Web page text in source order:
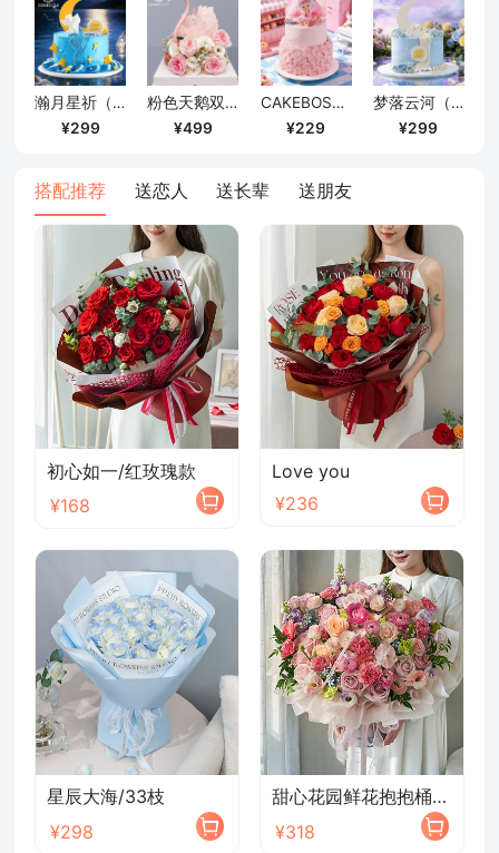
瀚月星祈（6寸）
299
粉色天鹅双层蛋糕/8+6寸
499
CAKEBOSS“天使祈愿”水果奶油生日蛋糕/4寸
229
梦落云河（6英寸）
299
搭配推荐 送恋人 送长辈 送朋友
初心如一/红玫瑰款
¥168
Love you
¥236
星辰大海/33枝
¥298
甜心花园鲜花抱抱桶/2026新款
¥318